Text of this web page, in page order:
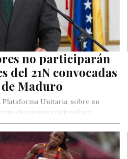
no participarán
del 21N convocadas
Maduro
Plataforma Unitaria, sobre su
elecciones regionales y